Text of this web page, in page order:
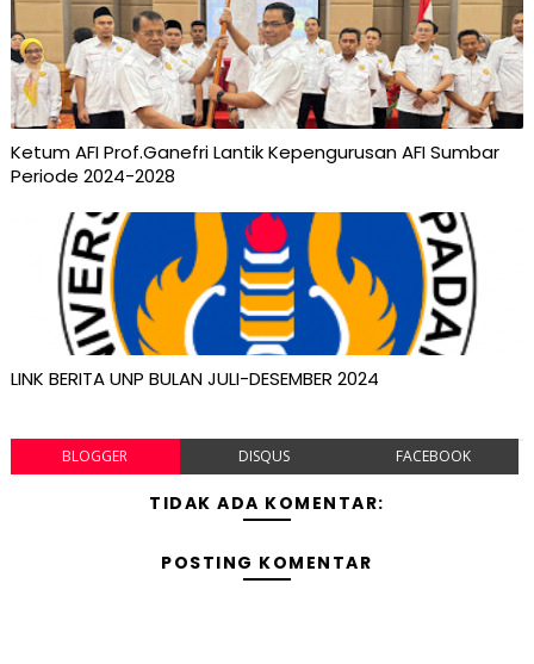
Ketum AFI Prof.Ganefri Lantik Kepengurusan AFI Sumbar
Periode 2024-2028
LINK BERITA UNP BULAN JULI-DESEMBER 2024
BLOGGER DISQUS FACEBOOK
TIDAK ADA KOMENTAR:
POSTING KOMENTAR